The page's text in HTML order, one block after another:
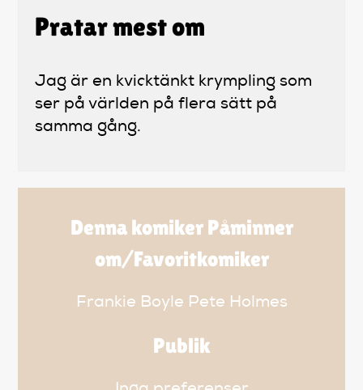
Pratar mest om
Jag är en kvicktänkt krympling som
ser på världen på flera sätt på
samma gång.
Denna komiker Påminner
om/Favoritkomiker
Frankie Boyle Pete Holmes
Publik